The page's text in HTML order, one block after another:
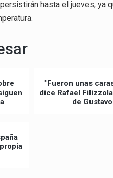
hasta el jueves, ya
"Fueron unas
dice Rafael
de